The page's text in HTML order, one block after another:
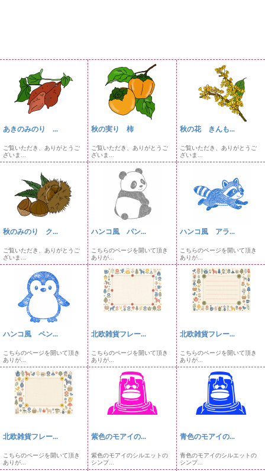
あきのみのり ...
ご覧いただき、ありがとうご
ざいま...
秋の実り 柿
ご覧いただき、ありがとうご
ざいま...
秋の花 きんも...
ご覧いただき、ありがとうご
ざいま...
秋のみのり ク...
ご覧いただき、ありがとうご
ざいま...
ハンコ風 パン...
こちらのページを開いて頂き
ありが...
ハンコ風 アラ...
こちらのページを開いて頂き
ありが...
ハンコ風 ペン...
こちらのページを開いて頂き
ありが...
北欧雑貨フレー...
こちらのページを開いて頂き
ありが...
北欧雑貨フレー...
こちらのページを開いて頂き
ありが...
北欧雑貨フレー...
こちらのページを開いて頂き
ありが...
紫色のモアイの...
紫色のモアイのシルエットの
シンプ...
青色のモアイの...
青色のモアイのシルエットの
シンプ...